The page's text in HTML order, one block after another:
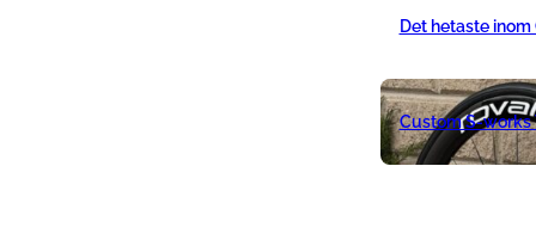
Det hetaste inom
Custom S-works